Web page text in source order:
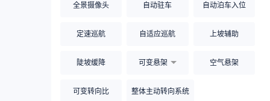
全景摄像头 自动驻车 自动泊车入位
定速巡航 自适应巡航 上坡辅助
陡坡缓降 可变悬架 空气悬架
可变转向比 整体主动转向系统